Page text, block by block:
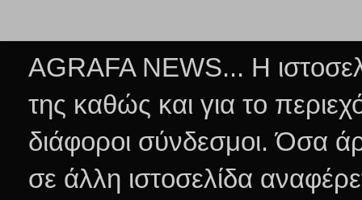
AGRAFA NEWS... Η
της καθώς και για το
διάφοροι σύνδεσμοι.Όσα
σε άλλη ιστοσελίδα